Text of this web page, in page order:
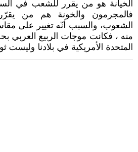
الخيانة هو من يقرر للشعب في
فالمجرمون والخونة هم من
الشعوب، والسبب أنّه تغيير على
منه ، فكانت موجات الربيع العربي
المتحدة الأمريكية في بلادنا